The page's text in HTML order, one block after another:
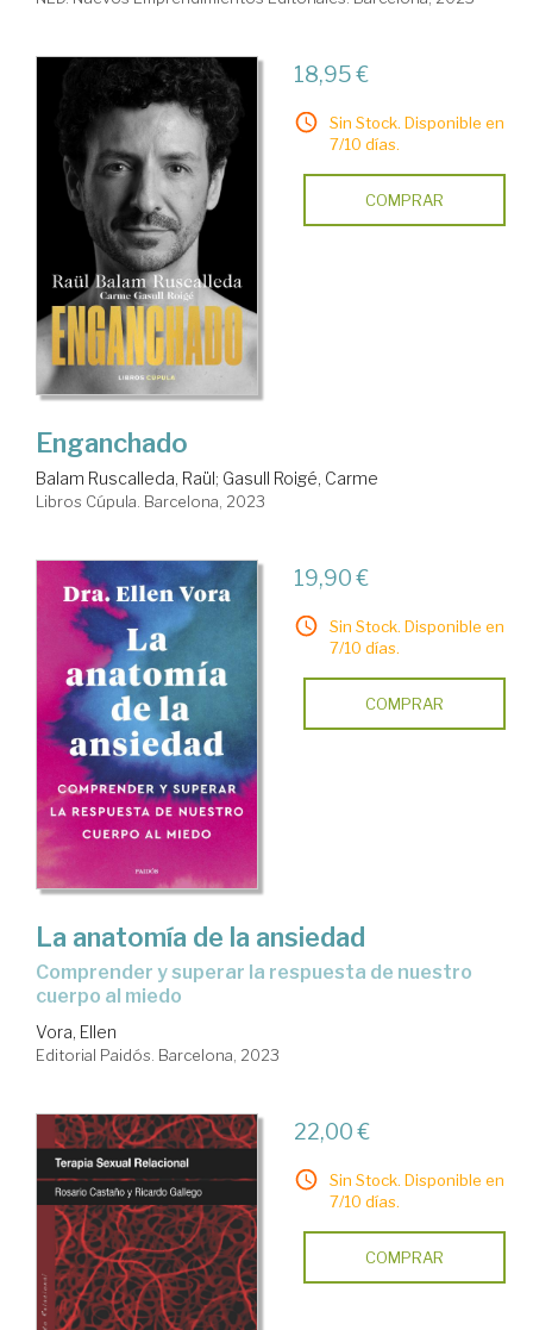
18,95 €
Sin Stock. Disponible en
7/10 días.
COMPRAR
Enganchado
Balam Ruscalleda, Raül; Gasull Roigé, Carme
Libros Cúpula. Barcelona, 2023
19,90 €
Sin Stock. Disponible en
7/10 días.
COMPRAR
La anatomía de la ansiedad
comprender y superar la respuesta de nuestro
cuerpo al miedo
Vora, Ellen
Editorial Paidós. Barcelona, 2023
22,00 €
Sin Stock. Disponible en
7/10 días.
COMPRAR